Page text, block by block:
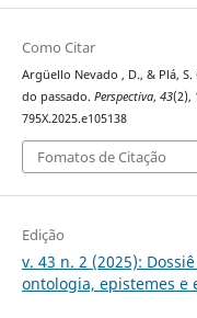
Como Citar
Argüello Nevado , D., & Plá,
do passado. Perspectiva, 43(2),
795X.2025.e105138
Fomatos de Citação
Edição
v. 43 n. 2 (2025):
ontologia, epistemes e